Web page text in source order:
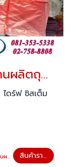
โรงงานผลิตถุงตามสเปค
ดร์ฟ ซิสเต็ม
ปราการ สินค้าราคาโรงงานผลิตเอง